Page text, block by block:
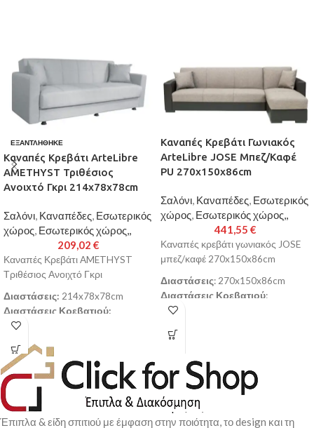
ΕΞΑΝΤΛΉΘΗΚΕ
Καναπές Κρεβάτι ArteLibre
AMETHYST Τριθέσιος
Ανοιχτό Γκρι 214x78x78cm
Σαλόνι, Καναπέδες, Εσωτερικός
χώρος, Εσωτερικός χώρος,,
209,02 €
Καναπές Κρεβάτι AMETHYST
Τριθέσιος Ανοιχτό Γκρι
Διαστάσεις: 214x78x78cm
Διαστάσεις Κρεβατιού:
183x103cm
Αποθηκευτικός Χώρος
Με Ελατήρια Bonel
Παράδοση σε 3-10 εργάσιμες
ημέρες
Καναπές Κρεβάτι Γωνιακός
ArteLibre JOSE Μπεζ/Καφέ
PU 270x150x86cm
Σαλόνι, Καναπέδες, Εσωτερικός
χώρος, Εσωτερικός χώρος,,
441,55 €
Καναπές κρεβάτι γωνιακός JOSE
μπεζ/καφέ 270x150x86cm
Διαστάσεις: 270x150x86cm
Διαστάσεις Κρεβατιού:
240x105cm
60x150x86cm
clic-clac
Αναστρέψιμη Γωνία: ναι
Διαστάσεις Αποθηκευτικού
Χώρου
: 2θέσιο τμήμα:167x64cm
Έπιπλα & είδη σπιτιού με έμφαση στην ποιότητα, το design και τη